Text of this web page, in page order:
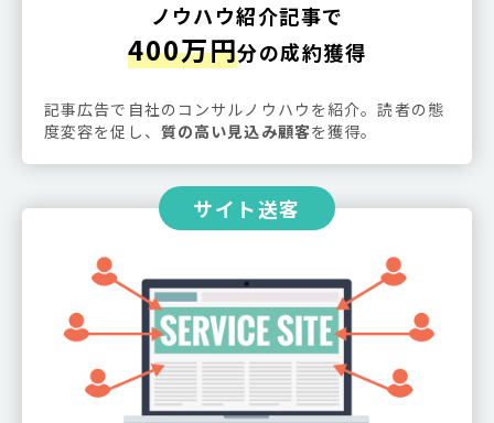
ノウハウ紹介記事で
400万円分の成約獲得
記事広告で自社のコンサルノウハウを紹介。読者の態
度変容を促し、 質の高い見込み顧客を獲得。
サイト送客